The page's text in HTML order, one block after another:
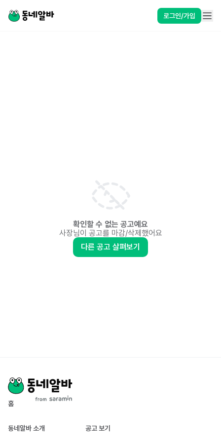
로그인/가입
확인할 수 없는 공고예요
사장님이 공고를 마감/삭제했어요
다른 공고 살펴보기
홈
동네알바 소개 공고 보기